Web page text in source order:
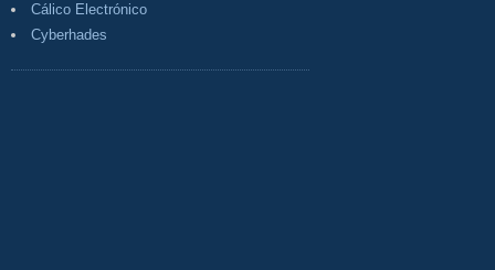
Cálico Electrónico
Cyberhades